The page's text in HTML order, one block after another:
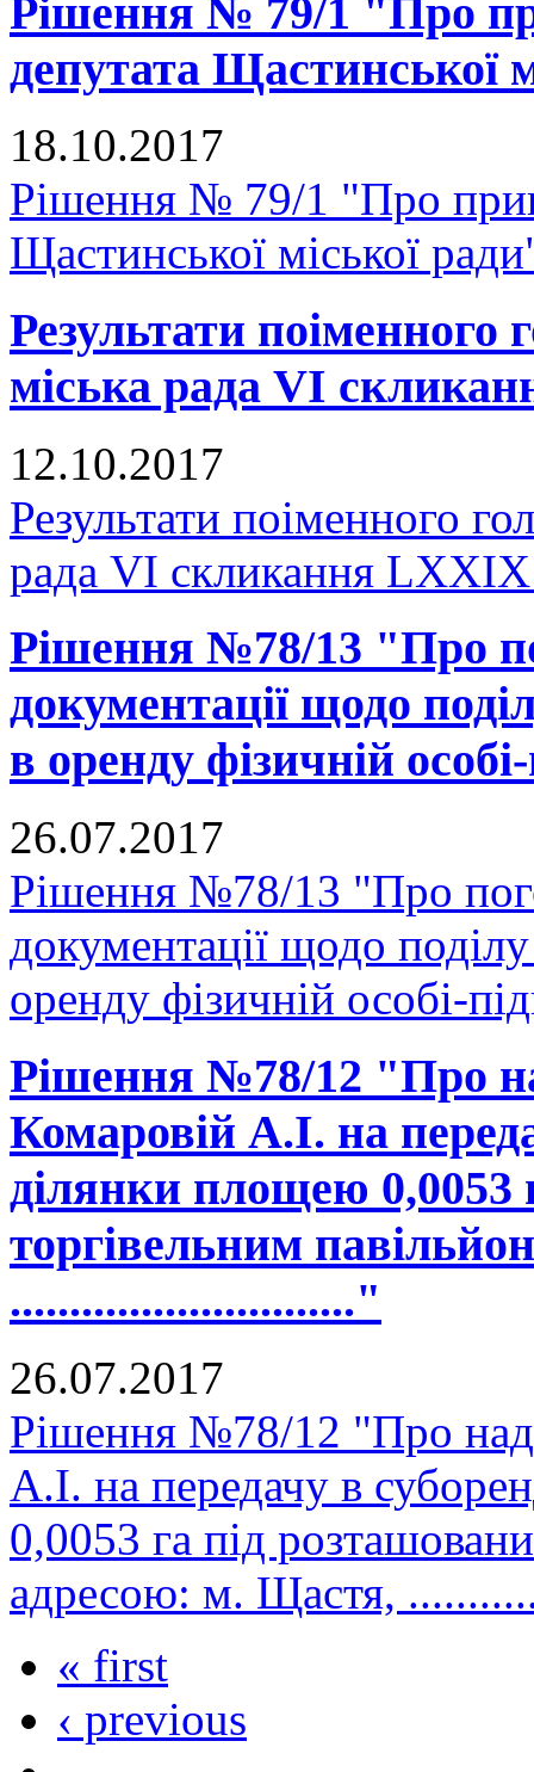
Рішення № 79/1 "Про
депутата Щастинської
18.10.2017
Рішення № 79/1 "Про
Щастинської міської
Результати
міська рада VI
12.10.2017
Результати поіменного
рада VI скликання LXXIX
Рішення №78/13 "Про
документації щодо
в оренду фізичній
26.07.2017
Рішення №78/13 "Про
документації щодо
оренду фізичній особі-
Рішення №78/12 "Про
Комаровій А.І. на
ділянки площею 0,0053
торгівельним
............................."
26.07.2017
Рішення №78/12 "Про
А.І. на передачу в
0,0053 га під
адресою: м. Щастя,
« first
‹ previous